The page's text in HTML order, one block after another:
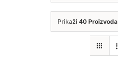
Prikaži 40 Proizvoda